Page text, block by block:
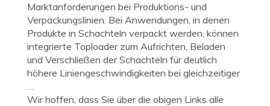
Marktanforderungen bei Produktions- und
Verpackungslinien. Bei Anwendungen, in denen
Produkte in Schachteln verpackt werden, können
integrierte Toploader zum Aufrichten, Beladen
und Verschließen der Schachteln für deutlich
höhere Liniengeschwindigkeiten bei gleichzeitiger
…
Wir hoffen, dass Sie über die obigen Links alle